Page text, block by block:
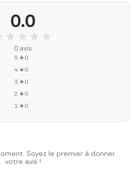
0.0
0 avis
5 ★0
4 ★0
3 ★0
2 ★0
1 ★0
Soyez le premier à donner
votre avis !